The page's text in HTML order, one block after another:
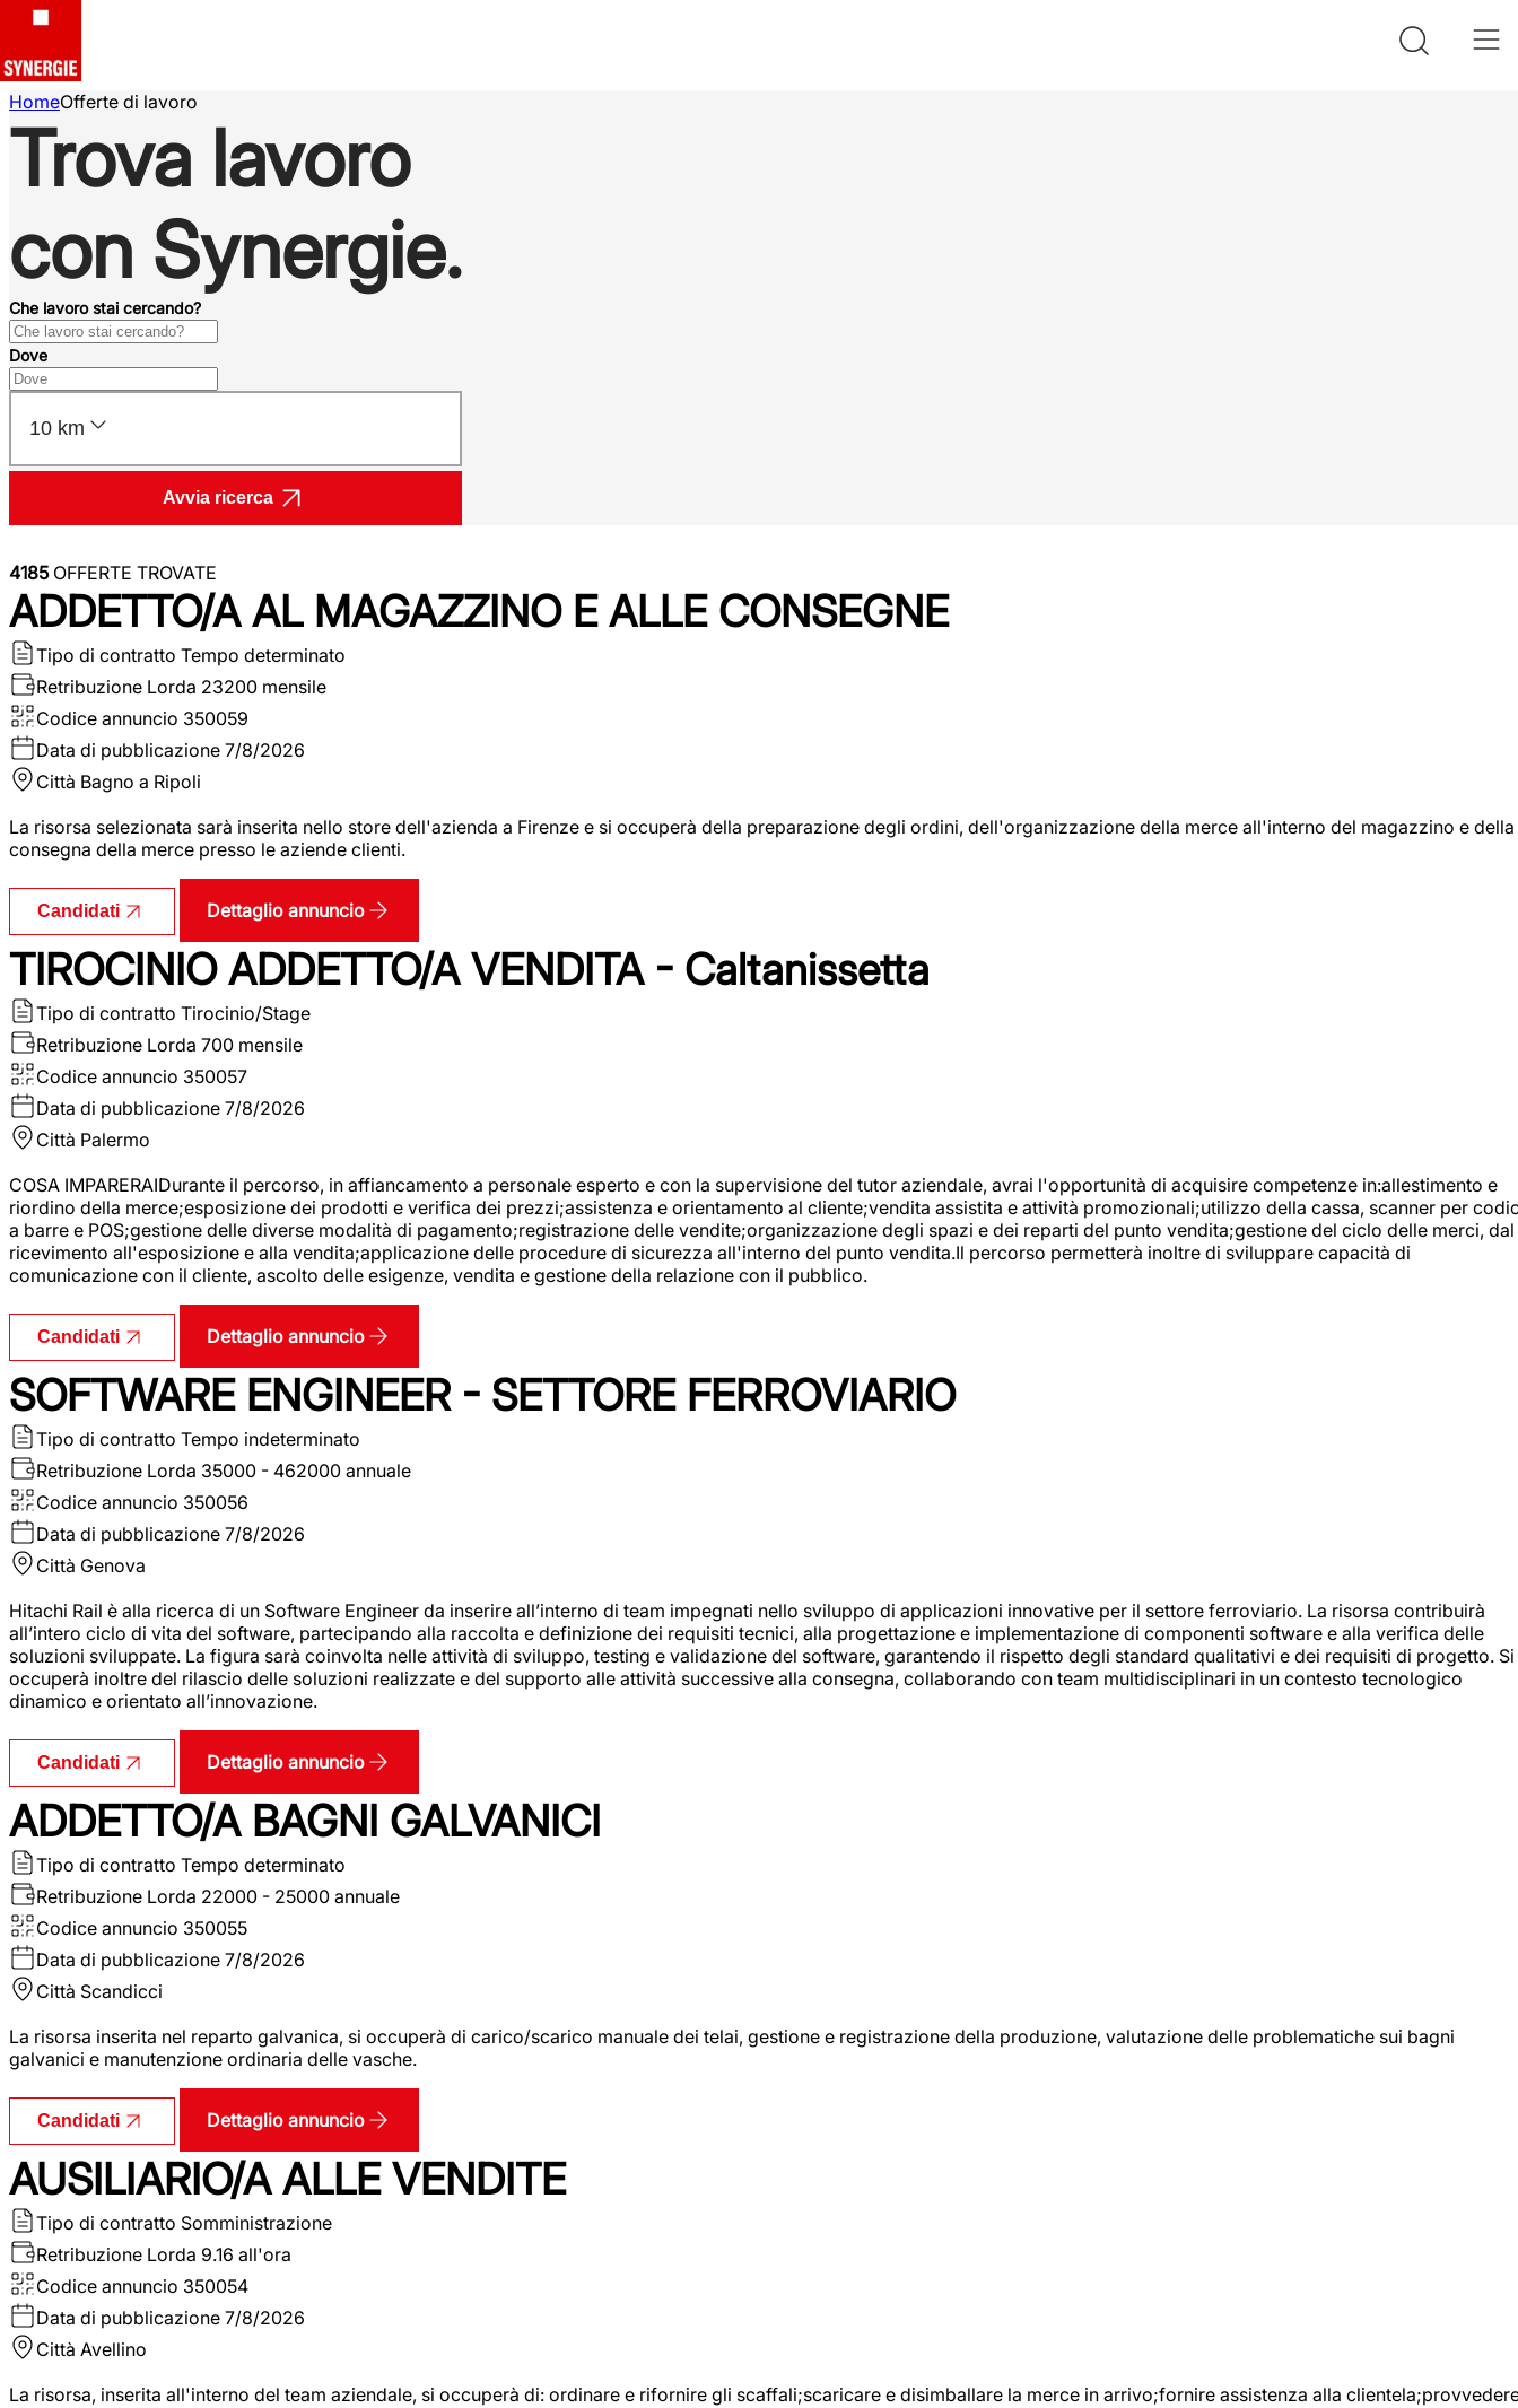
HomeOfferte di lavoro
Trova lavoro
con Synergie.
Che lavoro stai cercando?
Dove
10 km
Avvia ricerca
4185OFFERTE TROVATE
ADDETTO/A AL MAGAZZINO E ALLE CONSEGNE
Tipo di contratto Tempo determinato
Retribuzione Lorda 23200 mensile
Codice annuncio 350059
Data di pubblicazione 7/8/2026
Città Bagno a Ripoli
La risorsa selezionata sarà inserita nello store dell'azienda a Firenze e si occuperà della preparazione degli ordini, dell'organizzazione della merce all'interno del magazzino e della
consegna della merce presso le aziende clienti.
Candidati Dettaglio annuncio
TIROCINIO ADDETTO/A VENDITA - Caltanissetta
Tipo di contratto Tirocinio/Stage
Retribuzione Lorda 700 mensile
Codice annuncio 350057
Data di pubblicazione 7/8/2026
Città Palermo
COSA IMPARERAIDurante il percorso, in affiancamento a personale esperto e con la supervisione del tutor aziendale, avrai l'opportunità di acquisire competenze in:allestimento e
riordino della merce;esposizione dei prodotti e verifica dei prezzi;assistenza e orientamento al cliente;vendita assistita e attività promozionali;utilizzo della cassa, scanner per
a barre e POS;gestione delle diverse modalità di pagamento;registrazione delle vendite;organizzazione degli spazi e dei reparti del punto vendita;gestione del ciclo delle merci, dal
ricevimento all'esposizione e alla vendita;applicazione delle procedure di sicurezza all'interno del punto vendita.Il percorso permetterà inoltre di sviluppare capacità di
comunicazione con il cliente, ascolto delle esigenze, vendita e gestione della relazione con il pubblico.
Candidati Dettaglio annuncio
SOFTWARE ENGINEER - SETTORE FERROVIARIO
Tipo di contratto Tempo indeterminato
Retribuzione Lorda 35000 - 462000 annuale
Codice annuncio 350056
Data di pubblicazione 7/8/2026
Città Genova
Hitachi Rail è alla ricerca di un Software Engineer da inserire all’interno di team impegnati nello sviluppo di applicazioni innovative per il settore ferroviario. La risorsa contribuirà
all’intero ciclo di vita del software, partecipando alla raccolta e definizione dei requisiti tecnici, alla progettazione e implementazione di componenti software e alla verifica delle
soluzioni sviluppate. La figura sarà coinvolta nelle attività di sviluppo, testing e validazione del software, garantendo il rispetto degli standard qualitativi e dei requisiti di progetto. Si
occuperà inoltre del rilascio delle soluzioni realizzate e del supporto alle attività successive alla consegna, collaborando con team multidisciplinari in un contesto tecnologico
dinamico e orientato all’innovazione.
Candidati Dettaglio annuncio
ADDETTO/A BAGNI GALVANICI
Tipo di contratto Tempo determinato
Retribuzione Lorda 22000 - 25000 annuale
Codice annuncio 350055
Data di pubblicazione 7/8/2026
Città Scandicci
La risorsa inserita nel reparto galvanica, si occuperà di carico/scarico manuale dei telai, gestione e registrazione della produzione, valutazione delle problematiche sui bagni
galvanici e manutenzione ordinaria delle vasche.
Candidati Dettaglio annuncio
AUSILIARIO/A ALLE VENDITE
Tipo di contratto Somministrazione
Retribuzione Lorda 9.16 all'ora
Codice annuncio 350054
Data di pubblicazione 7/8/2026
Città Avellino
La risorsa, inserita all'interno del team aziendale, si occuperà di: ordinare e rifornire gli scaffali;scaricare e disimballare la merce in arrivo;fornire assistenza alla